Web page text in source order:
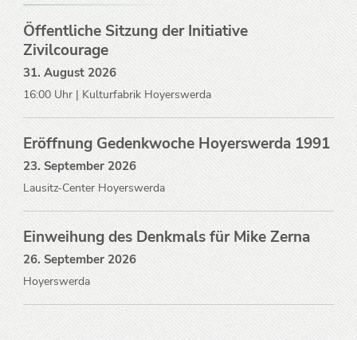
Öffentliche Sitzung der Initiative
Zivilcourage
31. August 2026
16:00 Uhr | Kulturfabrik Hoyerswerda
Eröffnung Gedenkwoche Hoyerswerda 1991
23. September 2026
Lausitz-Center Hoyerswerda
Einweihung des Denkmals für Mike Zerna
26. September 2026
Hoyerswerda